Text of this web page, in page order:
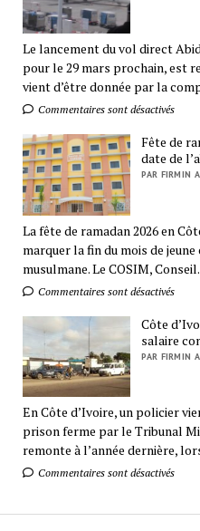
Le lancement du vol direct
pour le 29 mars prochain, est
vient d’être donnée par la
Commentaires sont désactivés
Fête de
date de
PAR FIRMIN
La fête de ramadan 2026 en
marquer la fin du mois de
musulmane. Le COSIM,
Commentaires sont désactivés
Côte
salaire
PAR FIRMIN
En Côte d’Ivoire, un policier
prison ferme par le Tribunal
remonte à l’année dernière,
Commentaires sont désactivés